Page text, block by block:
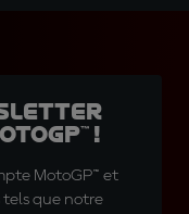
!
MotoGP™ et
tels que notre